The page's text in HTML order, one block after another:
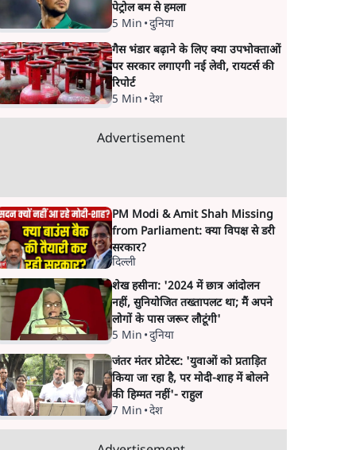
पेट्रोल बम से हमला
5 Min •दुनिया
गैस भंडार बढ़ाने के लिए क्या उपभोक्ताओं
पर सरकार लगाएगी नई लेवी, रायटर्स की
रिपोर्ट
5 Min •देश
Advertisement
PM Modi & Amit Shah Missing
from Parliament: क्या विपक्ष से डरी
सरकार?
दिल्ली
शेख हसीना: '2024 में छात्र आंदोलन
नहीं, सुनियोजित तख्तापलट था; मैं अपने
लोगों के पास जरूर लौटूंगी'
5 Min •दुनिया
जंतर मंतर प्रोटेस्ट: 'युवाओं को प्रताड़ित
किया जा रहा है, पर मोदी-शाह में बोलने
की हिम्मत नहीं'- राहुल
7 Min •देश